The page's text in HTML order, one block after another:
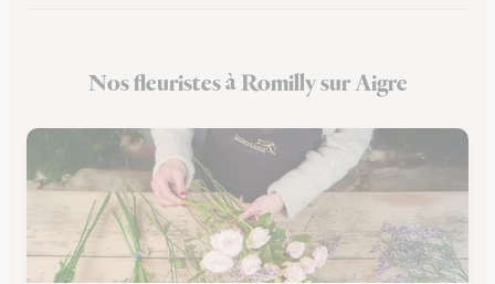
Fleuristes à Lucé
Nos fleuristes à Romilly sur Aigre